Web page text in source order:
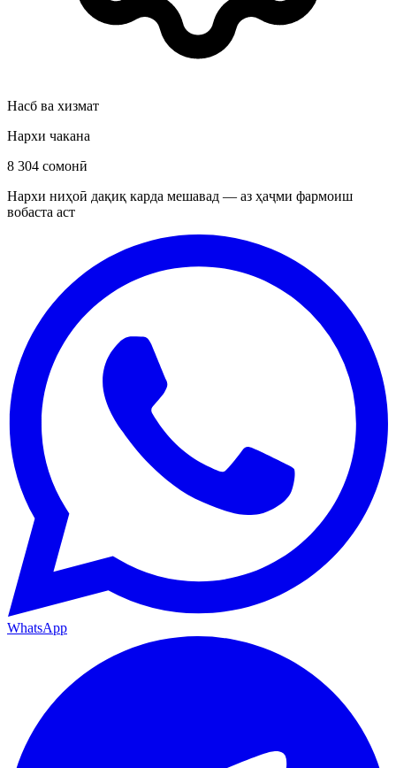
Насб ва хизмат
Нархи чакана
8 304 сомонӣ
Нархи ниҳоӣ дақиқ карда мешавад — аз ҳаҷми фармоиш
вобаста аст
WhatsApp